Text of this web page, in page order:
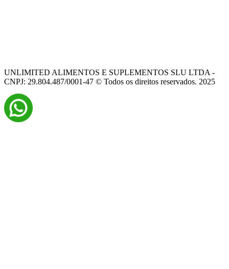
UNLIMITED ALIMENTOS E SUPLEMENTOS SLU LTDA -
CNPJ: 29.804.487/0001-47 © Todos os direitos reservados. 2025